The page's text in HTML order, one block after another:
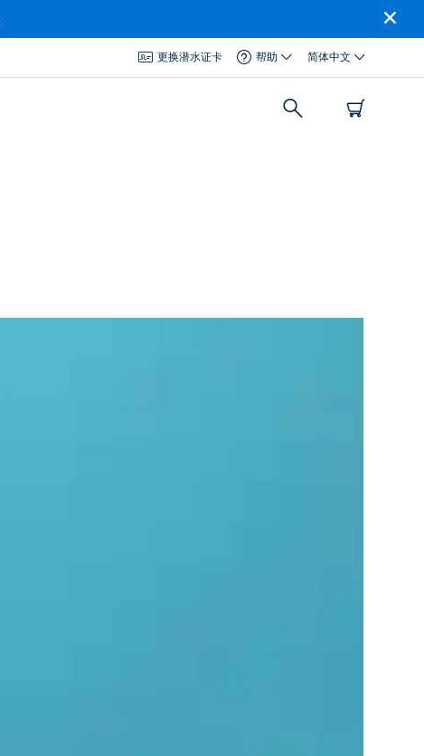
更换潜水证卡 帮助 简体中文